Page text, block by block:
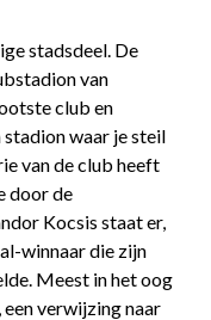
stadsdeel. De
van
club en
waar je steil
van de club heeft
door de
Kocsis staat er,
winnaar die zijn
Meest in het oog
verwijzing naar